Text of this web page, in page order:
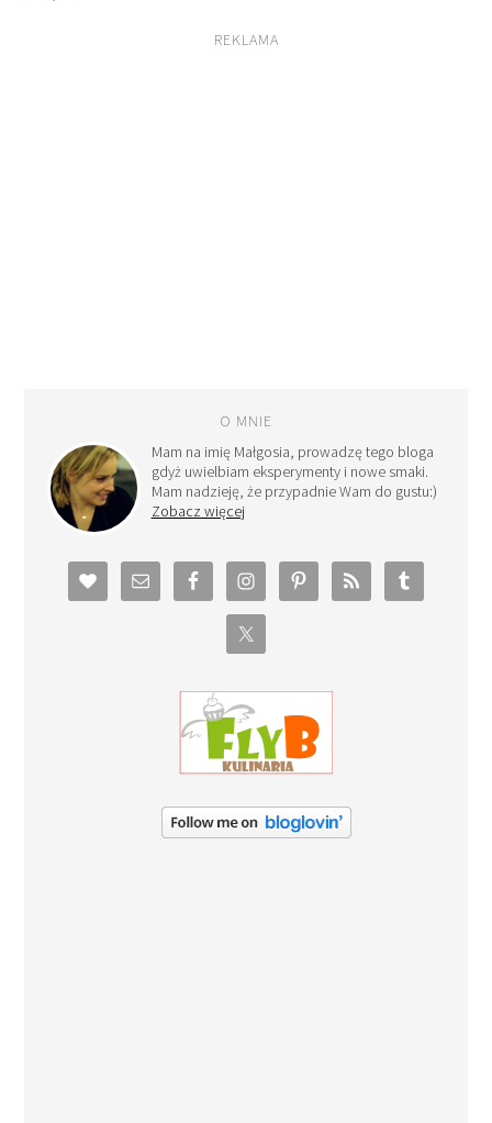
REKLAMA
O MNIE
Mam na imię Małgosia, prowadzę tego bloga
gdyż uwielbiam eksperymenty i nowe smaki.
Mam nadzieję, że przypadnie Wam do gustu:)
Zobacz więcej